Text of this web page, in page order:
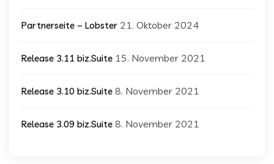
Partnerseite – Lobster 21. Oktober 2024
Release 3.11 biz.Suite 15. November 2021
Release 3.10 biz.Suite 8. November 2021
Release 3.09 biz.Suite 8. November 2021